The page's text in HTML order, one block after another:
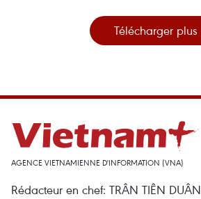
Télécharger plus
AGENCE VIETNAMIENNE D'INFORMATION (VNA)
Rédacteur en chef: TRÂN TIÊN DUÂN